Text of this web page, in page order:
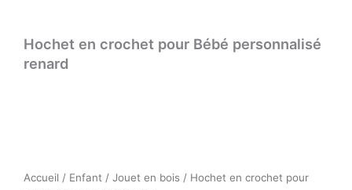
Hochet en crochet pour Bébé personnalisé
renard
Accueil / Enfant / Jouet en bois / Hochet en crochet pour